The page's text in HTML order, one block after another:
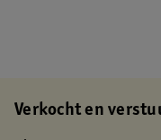
Verkocht en